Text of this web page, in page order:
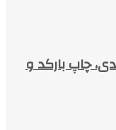
چاپ بارکد و